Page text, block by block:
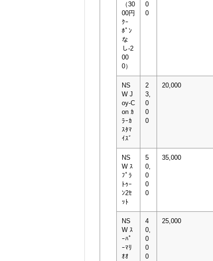
（30
00円
ｸｰ
ﾎﾟﾝ
な
し-2
00
0）
0
0
NS
W J
oy-C
on ｶ
ﾗｰｶ
ｽﾀﾏ
ｲｽﾞ
2
3,
0
0
0
20,000
NS
W ｽ
ﾌﾟﾗ
ﾄｩｰ
ﾝ2ｾ
ｯﾄ
5
0,
0
0
0
35,000
NS
W ｽ
ｰﾊﾟ
ｰﾏﾘ
ｵｵ
4
0,
0
0
0
25,000